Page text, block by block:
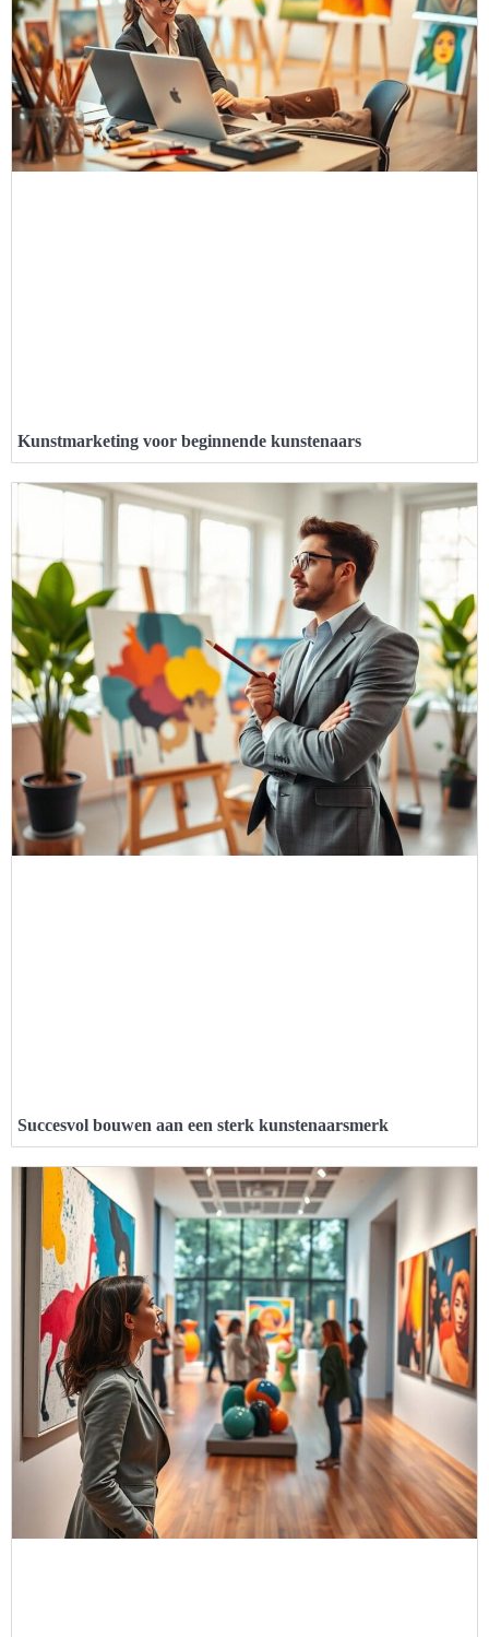
Kunstmarketing voor beginnende kunstenaars
Succesvol bouwen aan een sterk kunstenaarsmerk